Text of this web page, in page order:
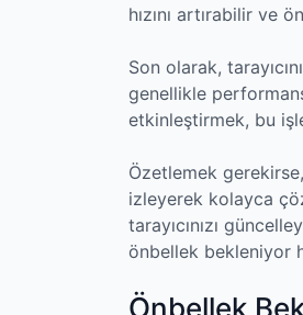
hızını artırabilir ve
Son olarak,
genellikle
etkinleştirmek, bu
Özetlemek
izleyerek kolayca
tarayıcınızı
önbellek bekleniyor
Önbellek